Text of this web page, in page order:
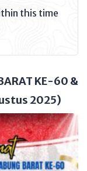
this time
KE-60 &
2025)